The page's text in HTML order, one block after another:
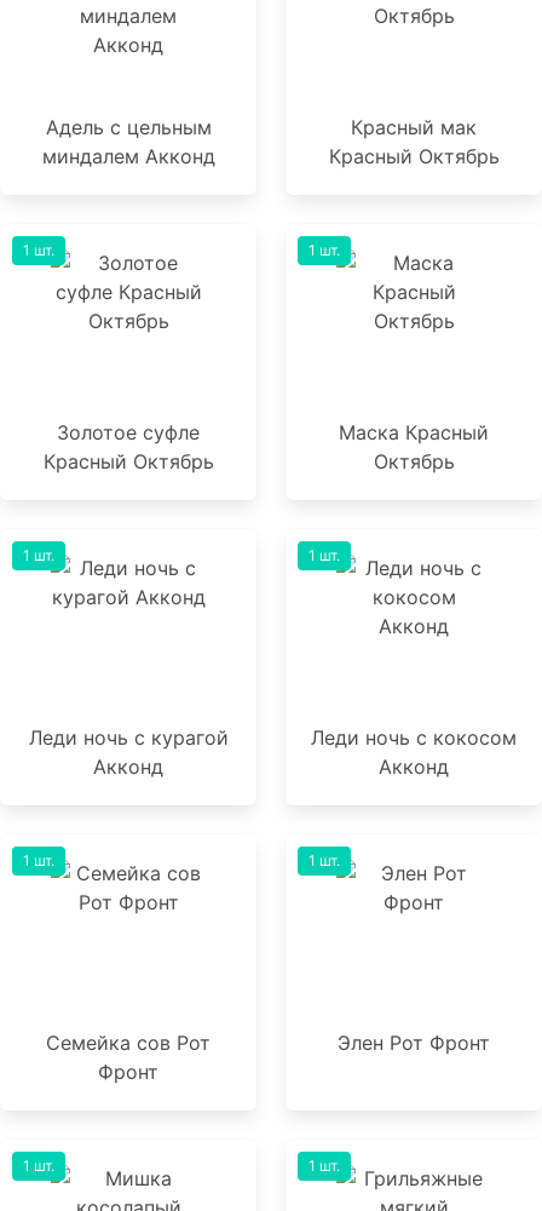
Адель с цельным
миндалем Акконд
Красный мак
Красный Октябрь
Золотое суфле
Красный Октябрь
1 шт.
Маска Красный
Октябрь
1 шт.
Леди ночь с курагой
Акконд
1 шт.
Леди ночь с кокосом
Акконд
1 шт.
Семейка сов Рот
Фронт
1 шт.
Элен Рот Фронт
1 шт.
1 шт. 1 шт.